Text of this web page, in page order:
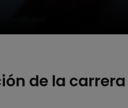
de la carrera